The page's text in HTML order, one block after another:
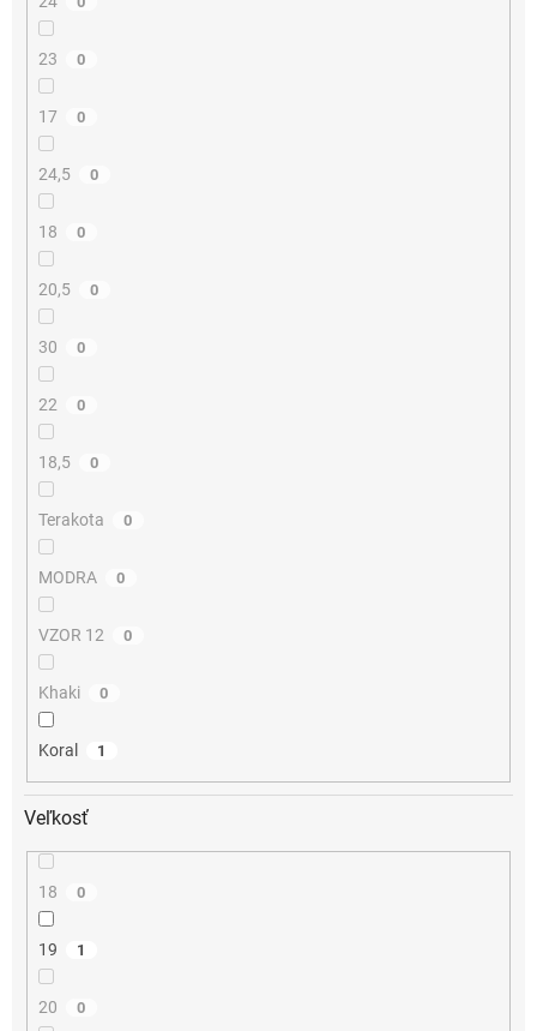
23 0
17 0
24,5 0
18 0
20,5 0
30 0
22 0
18,5 0
Terakota 0
MODRA 0
VZOR 12 0
Khaki 0
Koral 1
Veľkosť
18 0
19 1
20 0